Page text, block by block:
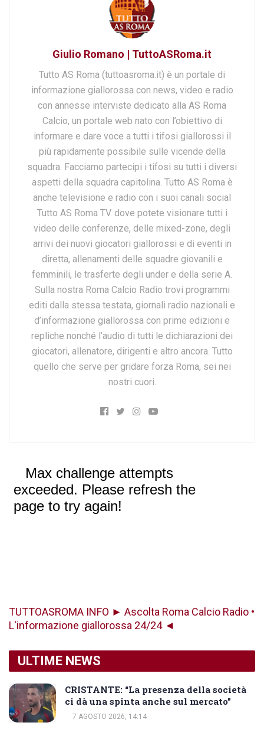
Giulio Romano | TuttoASRoma.it
Tutto AS Roma (tuttoasroma.it) è un portale di
informazione giallorossa con news, video e radio
con annesse interviste dedicato alla AS Roma
Calcio, un portale web nato con l’obiettivo di
informare e dare voce a tutti i tifosi giallorossi il
più rapidamente possibile sulle vicende della
squadra. Facciamo partecipi i tifosi su tutti i diversi
aspetti della squadra capitolina. Tutto AS Roma è
anche televisione e radio con i suoi canali social
Tutto AS Roma TV. dove potete visionare tutti i
video delle conferenze, delle mixed-zone, degli
arrivi dei nuovi giocatori giallorossi e di eventi in
diretta, allenamenti delle squadre giovanili e
femminili, le trasferte degli under e della serie A.
Sulla nostra Roma Calcio Radio trovi programmi
editi dalla stessa testata, giornali radio nazionali e
d’informazione giallorossa con prime edizioni e
repliche nonché l’audio di tutti le dichiarazioni dei
giocatori, allenatore, dirigenti e altro ancora. Tutto
quello che serve per gridare forza Roma, sei nei
nostri cuori.
TUTTOASROMA INFO ► Ascolta Roma Calcio Radio •
L'informazione giallorossa 24/24 ◄
ULTIME NEWS
CRISTANTE: “La presenza della società
ci dà una spinta anche sul mercato”
7 AGOSTO 2026, 14:14